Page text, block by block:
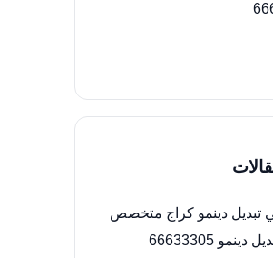
تبديل دينمو كراج متخصص
66633305